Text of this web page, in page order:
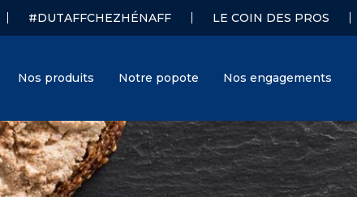
#DUTAFFCHEZHÉNAFF LE COIN DES PROS
Nos produits Notre popote Nos engagements